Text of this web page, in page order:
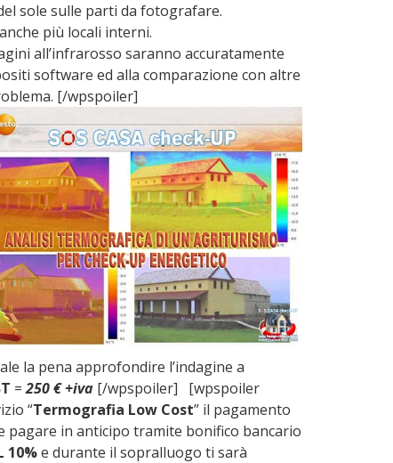
sole sulle parti da fotografare.
più locali interni.
all’infrarosso saranno accuratamente
software ed alla comparazione con altre
[/wpspoiler]
la pena approfondire l’indagine a
=250 € +iva [/wpspoiler] [wpspoiler
“Termografia Low Cost” il pagamento
pagare in anticipo tramite bonifico bancario
10%e durante il sopralluogo ti sarà